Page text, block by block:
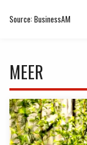
Source: BusinessAM
MEER